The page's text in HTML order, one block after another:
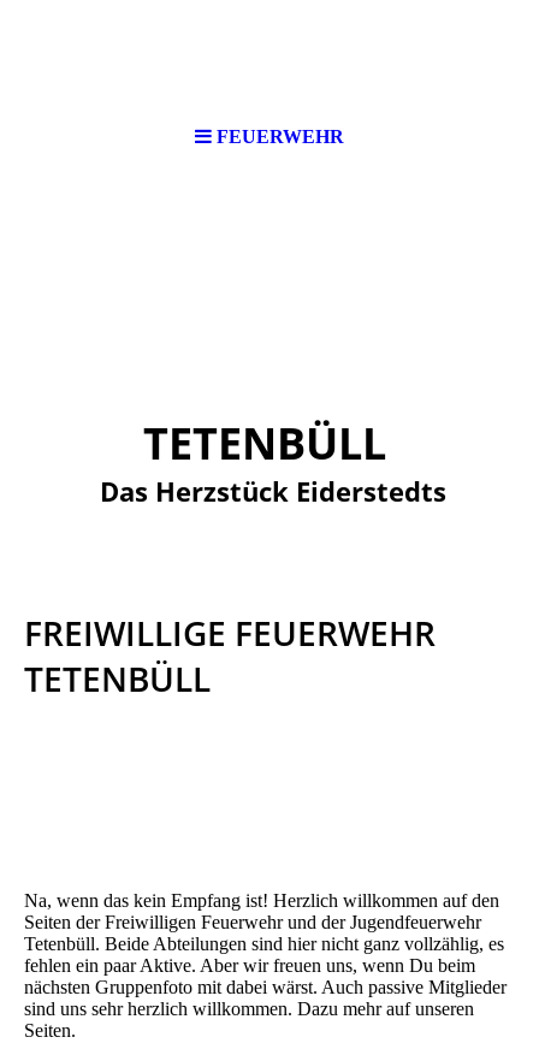
FEUERWEHR
TETENBÜLL
Das Herzstück Eiderstedts
FREIWILLIGE FEUERWEHR
TETENBÜLL
Na, wenn das kein Empfang ist! Herzlich willkommen auf den
Seiten der Freiwilligen Feuerwehr und der Jugendfeuerwehr
Tetenbüll. Beide Abteilungen sind hier nicht ganz vollzählig, es
fehlen ein paar Aktive. Aber wir freuen uns, wenn Du beim
nächsten Gruppenfoto mit dabei wärst. Auch passive Mitglieder
sind uns sehr herzlich willkommen. Dazu mehr auf unseren
Seiten.